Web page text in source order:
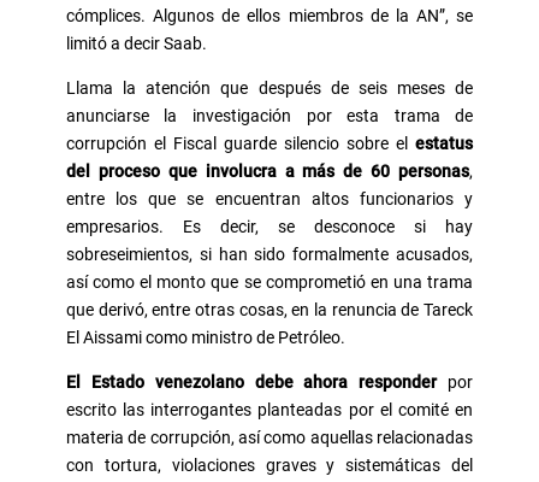
cómplices. Algunos de ellos miembros de la AN”, se
limitó a decir Saab.
Llama la atención que después de seis meses de
anunciarse la investigación por esta trama de
corrupción el Fiscal guarde silencio sobre el estatus
del proceso que involucra a más de 60 personas,
entre los que se encuentran altos funcionarios y
empresarios. Es decir, se desconoce si hay
sobreseimientos, si han sido formalmente acusados,
así como el monto que se comprometió en una trama
que derivó, entre otras cosas, en la renuncia de Tareck
El Aissami como ministro de Petróleo.
El Estado venezolano debe ahora responderpor
escrito las interrogantes planteadas por el comité en
materia de corrupción, así como aquellas relacionadas
con tortura, violaciones graves y sistemáticas del